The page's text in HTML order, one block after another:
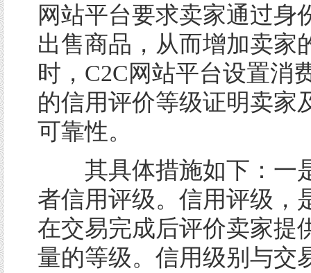
网站平台要求卖家通过身
出售商品，从而增加卖家
时，C2C网站平台设置消
的信用评价等级证明卖家
可靠性。
其具体措施如下：一
者信用评级。信用评级，
在交易完成后评价卖家提
量的等级。信用级别与交